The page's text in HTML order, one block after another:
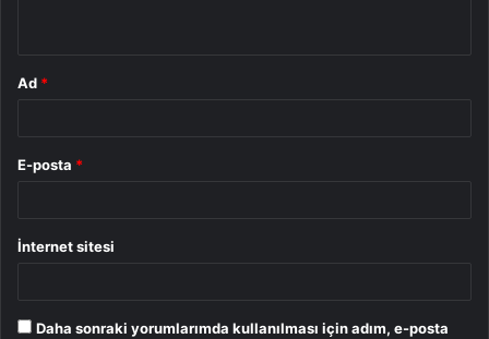
Ad *
E-posta *
İnternet sitesi
Daha sonraki yorumlarımda kullanılması için adım, e-posta